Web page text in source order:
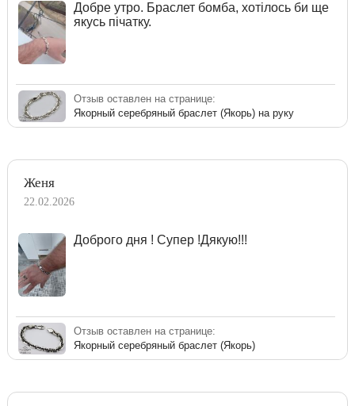
Добре утро. Браслет бомба, хотілось би ще
якусь пічатку.
Отзыв оставлен на странице:
Якорный серебряный браслет (Якорь) на руку
Женя
22.02.2026
Доброго дня ! Супер !Дякую!!!
Отзыв оставлен на странице:
Якорный серебряный браслет (Якорь)